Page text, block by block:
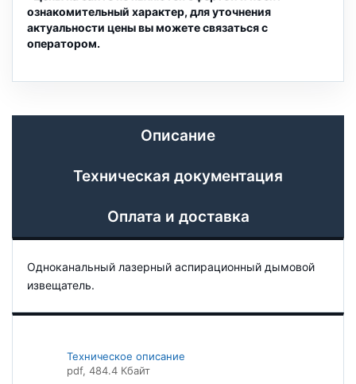
ознакомительный характер, для уточнения
актуальности цены вы можете связаться с
оператором.
Описание
Техническая документация
Оплата и доставка
Одноканальный лазерный аспирационный дымовой
извещатель.
Техническое описание
pdf, 484.4 Кбайт